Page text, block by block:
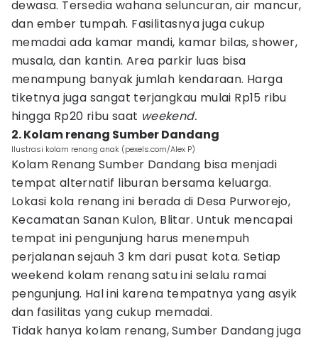
dewasa. Tersedia wahana seluncuran, air mancur,
dan ember tumpah. Fasilitasnya juga cukup
memadai ada kamar mandi, kamar bilas, shower,
musala, dan kantin. Area parkir luas bisa
menampung banyak jumlah kendaraan. Harga
tiketnya juga sangat terjangkau mulai Rp15 ribu
hingga Rp20 ribu saat weekend.
2. Kolam renang Sumber Dandang
Ilustrasi kolam renang anak (pexels.com/Alex P)
Kolam Renang Sumber Dandang bisa menjadi
tempat alternatif liburan bersama keluarga.
Lokasi kola renang ini berada di Desa Purworejo,
Kecamatan Sanan Kulon, Blitar. Untuk mencapai
tempat ini pengunjung harus menempuh
perjalanan sejauh 3 km dari pusat kota. Setiap
weekend kolam renang satu ini selalu ramai
pengunjung. Hal ini karena tempatnya yang asyik
dan fasilitas yang cukup memadai.
Tidak hanya kolam renang, Sumber Dandang juga